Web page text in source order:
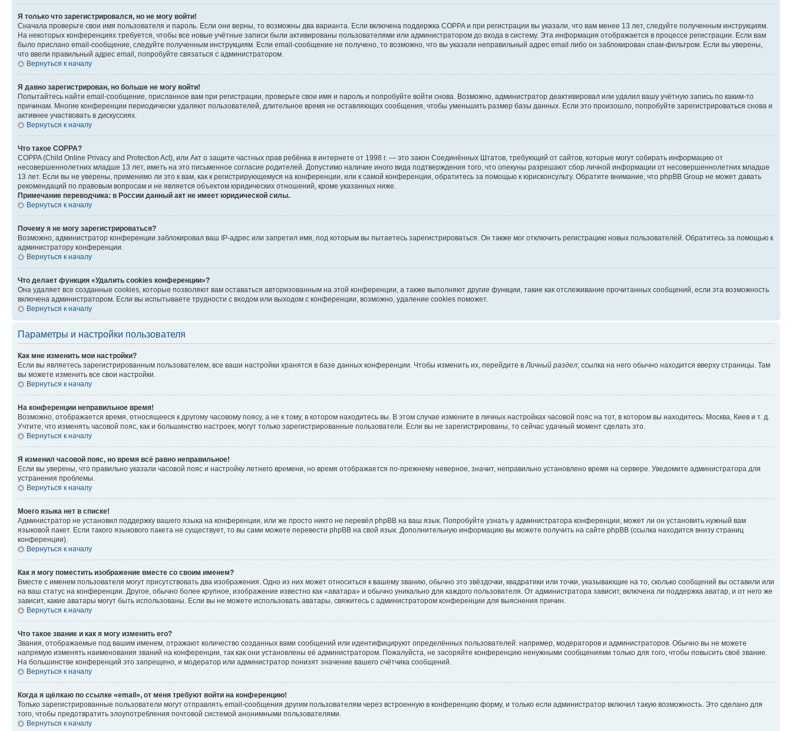
Я только что зарегистрировался, но не могу войти!
Сначала проверьте свои имя пользователя и пароль. Если они верны, то возможны два варианта. Если включена поддержка COPPA и при регистрации вы указали, что вам менее 13 лет, следуйте полученным инструкциям.
На некоторых конференциях требуется, чтобы все новые учётные записи были активированы пользователями или администратором до входа в систему. Эта информация отображается в процессе регистрации. Если вам
было прислано email-сообщение, следуйте полученным инструкциям. Если email-сообщение не получено, то возможно, что вы указали неправильный адрес email либо он заблокирован спам-фильтром. Если вы уверены,
что ввели правильный адрес email, попробуйте связаться с администратором.
Вернуться к началу
Я давно зарегистрирован, но больше не могу войти!
Попытайтесь найти email-сообщение, присланное вам при регистрации, проверьте свои имя и пароль и попробуйте войти снова. Возможно, администратор деактивировал или удалил вашу учётную запись по каким-то
причинам. Многие конференции периодически удаляют пользователей, длительное время не оставляющих сообщения, чтобы уменьшить размер базы данных. Если это произошло, попробуйте зарегистрироваться снова и
активнее участвовать в дискуссиях.
Вернуться к началу
Что такое COPPA?
COPPA (Child Online Privacy and Protection Act), или Акт о защите частных прав ребёнка в интернете от 1998 г. — это закон Соединённых Штатов, требующий от сайтов, которые могут собирать информацию от
несовершеннолетних младше 13 лет, иметь на это письменное согласие родителей. Допустимо наличие иного вида подтверждения того, что опекуны разрешают сбор личной информации от несовершеннолетних младше
13 лет. Если вы не уверены, применимо ли это к вам, как к регистрирующемуся на конференции, или к самой конференции, обратитесь за помощью к юрисконсульту. Обратите внимание, что phpBB Group не может давать
рекомендаций по правовым вопросам и не является объектом юридических отношений, кроме указанных ниже.
Примечание переводчика: в России данный акт не имеет юридической силы.
Вернуться к началу
Почему я не могу зарегистрироваться?
Возможно, администратор конференции заблокировал ваш IP-адрес или запретил имя, под которым вы пытаетесь зарегистрироваться. Он также мог отключить регистрацию новых пользователей. Обратитесь за помощью к
администратору конференции.
Вернуться к началу
Что делает функция «Удалить cookies конференции»?
Она удаляет все созданные cookies, которые позволяют вам оставаться авторизованным на этой конференции, а также выполняют другие функции, такие как отслеживание прочитанных сообщений, если эта возможность
включена администратором. Если вы испытываете трудности с входом или выходом с конференции, возможно, удаление cookies поможет.
Вернуться к началу
Параметры и настройки пользователя
Как мне изменить мои настройки?
Если вы являетесь зарегистрированным пользователем, все ваши настройки хранятся в базе данных конференции. Чтобы изменить их, перейдите в Личный раздел; ссылка на него обычно находится вверху страницы. Там
вы можете изменить все свои настройки.
Вернуться к началу
На конференции неправильное время!
Возможно, отображается время, относящееся к другому часовому поясу, а не к тому, в котором находитесь вы. В этом случае измените в личных настройках часовой пояс на тот, в котором вы находитесь: Москва, Киев и т. д.
Учтите, что изменять часовой пояс, как и большинство настроек, могут только зарегистрированные пользователи. Если вы не зарегистрированы, то сейчас удачный момент сделать это.
Вернуться к началу
Я изменил часовой пояс, но время всё равно неправильное!
Если вы уверены, что правильно указали часовой пояс и настройку летнего времени, но время отображается по-прежнему неверное, значит, неправильно установлено время на сервере. Уведомите администратора для
устранения проблемы.
Вернуться к началу
Моего языка нет в списке!
Администратор не установил поддержку вашего языка на конференции, или же просто никто не перевёл phpBB на ваш язык. Попробуйте узнать у администратора конференции, может ли он установить нужный вам
языковой пакет. Если такого языкового пакета не существует, то вы сами можете перевести phpBB на свой язык. Дополнительную информацию вы можете получить на сайте phpBB (ссылка находится внизу страниц
конференции).
Вернуться к началу
Как я могу поместить изображение вместе со своим именем?
Вместе с именем пользователя могут присутствовать два изображения. Одно из них может относиться к вашему званию, обычно это звёздочки, квадратики или точки, указывающие на то, сколько сообщений вы оставили или
на ваш статус на конференции. Другое, обычно более крупное, изображение известно как «аватара» и обычно уникально для каждого пользователя. От администратора зависит, включена ли поддержка аватар, и от него же
зависит, какие аватары могут быть использованы. Если вы не можете использовать аватары, свяжитесь с администратором конференции для выяснения причин.
Вернуться к началу
Что такое звание и как я могу изменить его?
Звания, отображаемые под вашим именем, отражают количество созданных вами сообщений или идентифицируют определённых пользователей: например, модераторов и администраторов. Обычно вы не можете
напрямую изменять наименования званий на конференции, так как они установлены её администратором. Пожалуйста, не засоряйте конференцию ненужными сообщениями только для того, чтобы повысить своё звание.
На большинстве конференций это запрещено, и модератор или администратор понизят значение вашего счётчика сообщений.
Вернуться к началу
Когда я щёлкаю по ссылке «email», от меня требуют войти на конференцию!
Только зарегистрированные пользователи могут отправлять email-сообщения другим пользователям через встроенную в конференцию форму, и только если администратор включил такую возможность. Это сделано для
того, чтобы предотвратить злоупотребления почтовой системой анонимными пользователями.
Вернуться к началу